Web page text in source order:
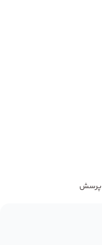
پرسش